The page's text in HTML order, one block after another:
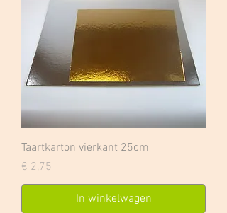
Taartkarton vierkant 25cm
Prijs
€ 2,75
In winkelwagen